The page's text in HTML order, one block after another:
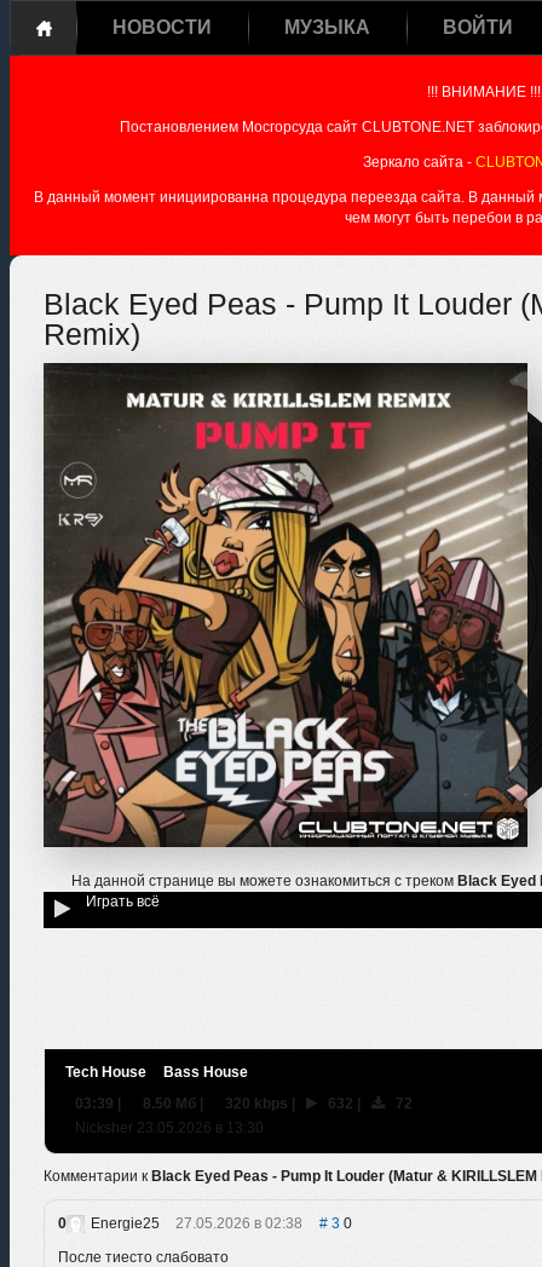
НОВОСТИ МУЗЫКА ВОЙТИ
!!! ВНИМАНИЕ !!!
Постановлением Мосгорсуда сайт CLUBTONE.NET
Зеркало сайта -
В данный момент инициированна процедура переезда сайта. В данный
чем могут быть перебои в
Black Eyed Peas - Pump It Louder
Remix)
На данной странице вы можете ознакомиться с треком Black Eyed
Играть всё
Tech House
Bass House
03:39 | 8.50 Мб | 320 kbps | 632 |
72
Nicksher 23.05.2026 в 13:30
Комментарии к Black Eyed Peas - Pump It Louder (Matur & KIRILLSLEM
0 Energie25 27.05.2026 в 02:38 3 0
После тиесто слабовато